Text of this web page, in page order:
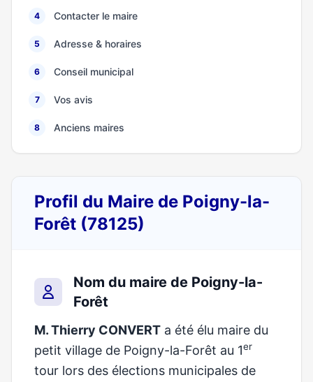
4 Contacter le maire
5 Adresse & horaires
6 Conseil municipal
7 Vos avis
8 Anciens maires
Profil du Maire de Poigny-la-
Forêt (78125)
Nom du maire de Poigny-la-
Forêt
M. Thierry CONVERT a été élu maire du
petit village de Poigny-la-Forêt au 1er
tour lors des élections municipales de